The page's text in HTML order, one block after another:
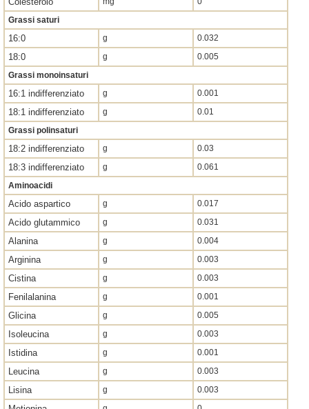
Grassi saturi
16:0 g 0.032
18:0 g
0.005
Grassi monoinsaturi
16:1 indifferenziato g 0.001
18:1 indifferenziato g
0.01
Grassi polinsaturi
18:2 indifferenziato g 0.03
18:3 indifferenziato g
0.061
Aminoacidi
Acido aspartico g 0.017
Acido glutammico g 0.031
Alanina g 0.004
Arginina g 0.003
Cistina g 0.003
Fenilalanina g 0.001
Glicina g 0.005
Isoleucina g 0.003
Istidina g 0.001
Leucina g 0.003
Lisina g 0.003